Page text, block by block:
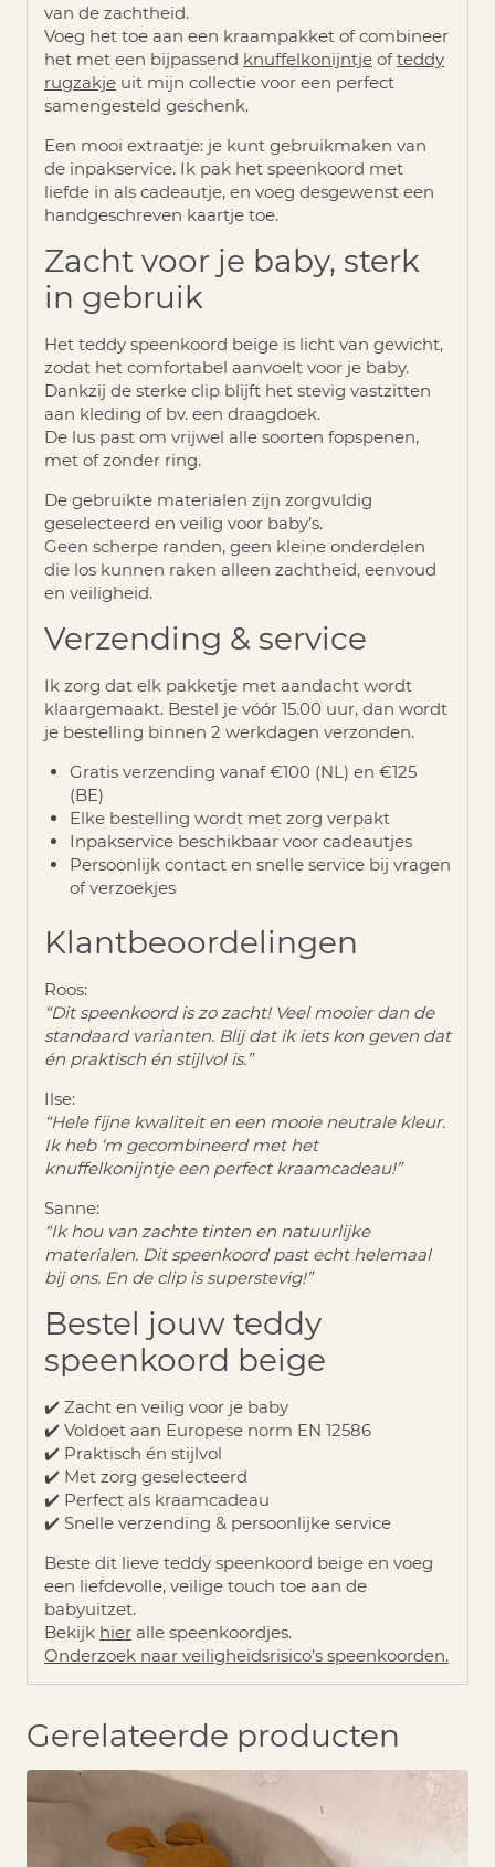
van de zachtheid.
Voeg het toe aan een kraampakket of combineer
het met een bijpassend knuffelkonijntje ofteddy
rugzakje uit mijn collectie voor een perfect
samengesteld geschenk.
Een mooi extraatje: je kunt gebruikmaken van
de inpakservice. Ik pak het speenkoord met
liefde in als cadeautje, en voeg desgewenst een
handgeschreven kaartje toe.
Zacht voor je baby, sterk
in gebruik
Het teddy speenkoord beige is licht van gewicht,
zodat het comfortabel aanvoelt voor je baby.
Dankzij de sterke clip blijft het stevig vastzitten
aan kleding of bv. een draagdoek.
De lus past om vrijwel alle soorten fopspenen,
met of zonder ring.
De gebruikte materialen zijn zorgvuldig
geselecteerd en veilig voor baby’s.
Geen scherpe randen, geen kleine onderdelen
die los kunnen raken alleen zachtheid, eenvoud
en veiligheid.
Verzending & service
Ik zorg dat elk pakketje met aandacht wordt
klaargemaakt. Bestel je vóór 15.00 uur, dan wordt
je bestelling binnen 2 werkdagen verzonden.
Gratis verzending vanaf €100 (NL) en €125
(BE)
Elke bestelling wordt met zorg verpakt
Inpakservice beschikbaar voor cadeautjes
Persoonlijk contact en snelle service bij vragen
of verzoekjes
Klantbeoordelingen
Roos:
“Dit speenkoord is zo zacht! Veel mooier dan de
standaard varianten. Blij dat ik iets kon geven dat
én praktisch én stijlvol is.”
Ilse:
“Hele fijne kwaliteit en een mooie neutrale kleur.
Ik heb ‘m gecombineerd met het
knuffelkonijntje een perfect kraamcadeau!”
Sanne:
“Ik hou van zachte tinten en natuurlijke
materialen. Dit speenkoord past echt helemaal
bij ons. En de clip is superstevig!”
Bestel jouw teddy
speenkoord beige
✔️ Zacht en veilig voor je baby
✔️ Voldoet aan Europese norm EN 12586
✔️ Praktisch én stijlvol
✔️ Met zorg geselecteerd
✔️ Perfect als kraamcadeau
✔️ Snelle verzending & persoonlijke service
Beste dit lieve teddy speenkoord beige en voeg
een liefdevolle, veilige touch toe aan de
babyuitzet.
Bekijk hier alle speenkoordjes.
Onderzoek naar veiligheidsrisico’s speenkoorden.
Gerelateerde producten